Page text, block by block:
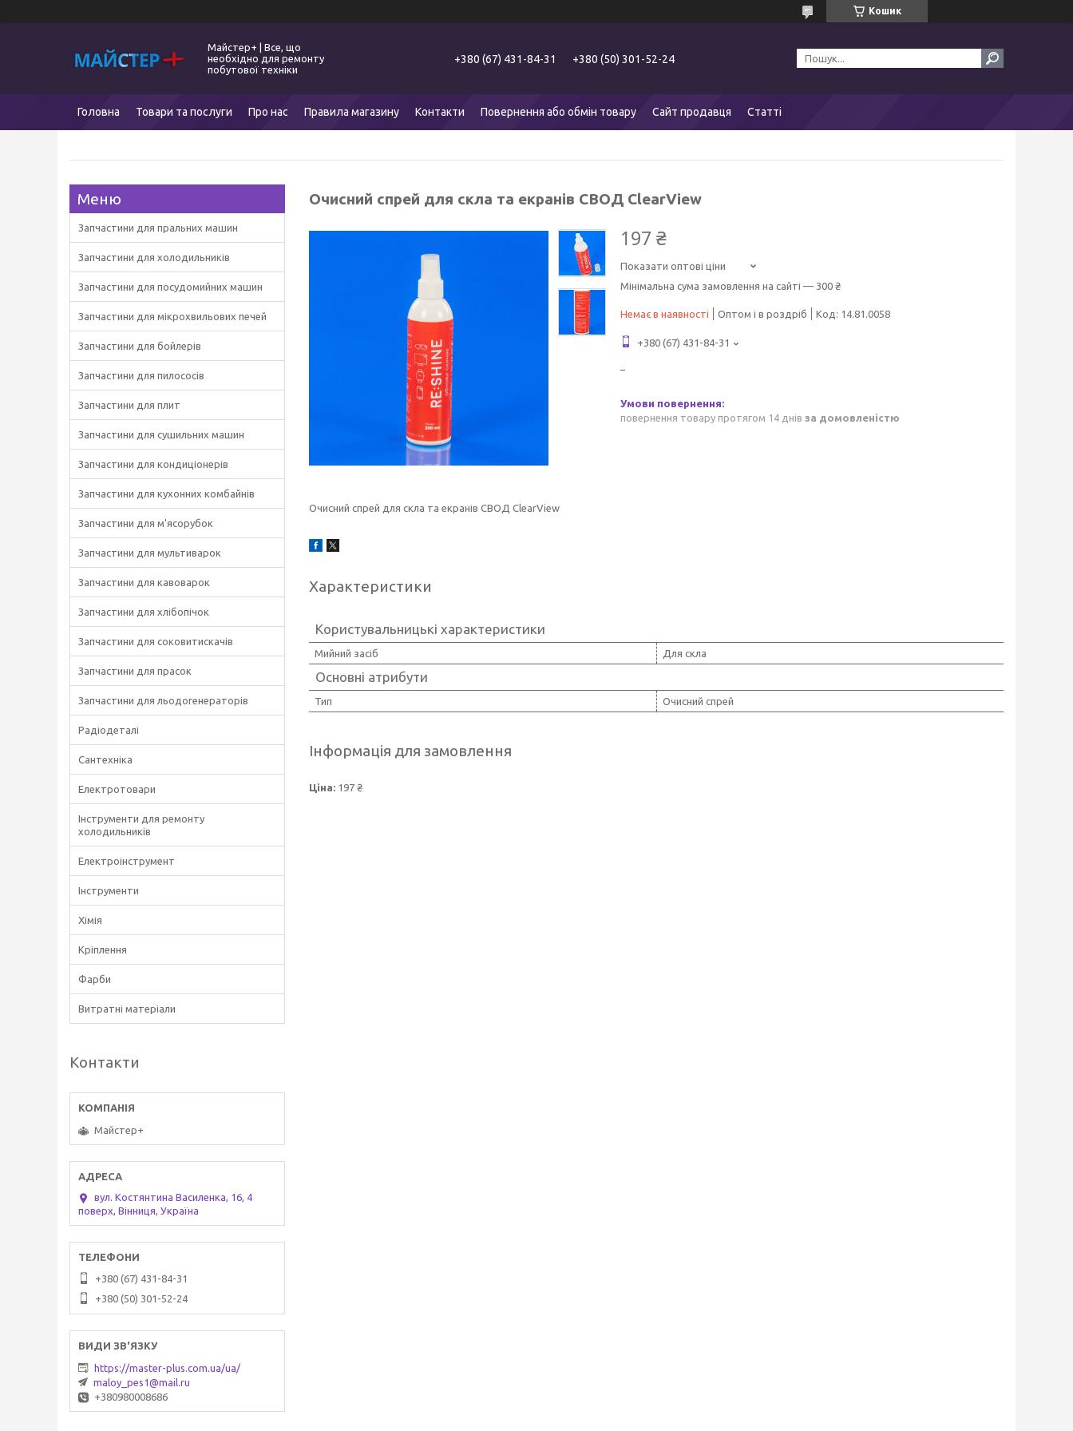
Кошик
Майстер+ | Все, що
необхідно для ремонту
побутової техніки
+380 (67) 431-84-31 +380 (50) 301-52-24
Головна Товари та послуги Про нас Правила магазину Контакти Повернення або обмін товару Сайт продавця Статті
Очисний спрей для скла та екранів СВОД ClearView
197 ₴
Показати оптові ціни
Мінімальна сума замовлення на сайті — 300 ₴
Немає в наявності Оптом і в роздріб Код: 14.81.0058
+380 (67) 431-84-31
повернення товару протягом 14 днів за домовленістю
Очисний спрей для скла та екранів СВОД ClearView
Характеристики
Користувальницькі характеристики
Мийний засіб Для скла
Основні атрибути
Тип Очисний спрей
Інформація для замовлення
Ціна: 197 ₴
Запчастини для пральних машин
Запчастини для холодильників
Запчастини для посудомийних машин
Запчастини для мікрохвильових печей
Запчастини для бойлерів
Запчастини для пилососів
Запчастини для плит
Запчастини для сушильних машин
Запчастини для кондиціонерів
Запчастини для кухонних комбайнів
Запчастини для м'ясорубок
Запчастини для мультиварок
Запчастини для кавоварок
Запчастини для хлібопічок
Запчастини для соковитискачів
Запчастини для прасок
Запчастини для льодогенераторів
Радіодеталі
Сантехніка
Електротовари
Інструменти для ремонту
холодильників
Електроінструмент
Інструменти
Хімія
Кріплення
Фарби
Витратні матеріали
Контакти
Майстер+
вул. Костянтина Василенка, 16, 4
поверх, Вінниця, Україна
+380 (67) 431-84-31
+380 (50) 301-52-24
https://master-plus.com.ua/ua/
maloy_pes1@mail.ru
+380980008686